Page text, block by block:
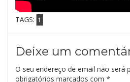
TAGS: 1
Deixe um
O seu endereço de email não será
obrigatórios marcados com *